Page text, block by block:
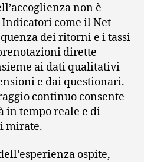
non è
come il Net
dei ritorni e i tassi
dirette
ai dati qualitativi
e dai questionari.
continuo consente
tempo reale e di
mirate.
ospite,